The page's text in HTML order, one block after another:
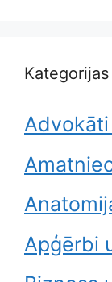
Kategorijas
Apģērbi